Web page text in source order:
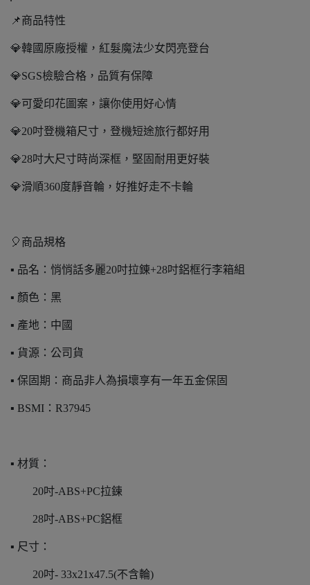
📌商品特性
💎韓國原廠授權，紅髮魔法少女閃亮登台
💎SGS檢驗合格，品質有保障
💎可愛印花圖案，讓你使用好心情
💎20吋登機箱尺寸，登機短途旅行都好用
💎28吋大尺寸時尚深框，堅固耐用更好裝
💎滑順360度靜音輪，好推好走不卡輪
🎈商品規格
▪️ 品名：悄悄話多麗20吋拉錬+28吋鋁框行李箱組
▪️ 顏色：黑
▪️ 產地：中國
▪️ 貨源：公司貨
▪️ 保固期：商品非人為損壞享有一年五金保固
▪️ BSMI：R37945
▪️ 材質：
20吋-ABS+PC拉鍊
28吋-ABS+PC鋁框
▪️ 尺寸：
20吋- 33x21x47.5(不含輪)